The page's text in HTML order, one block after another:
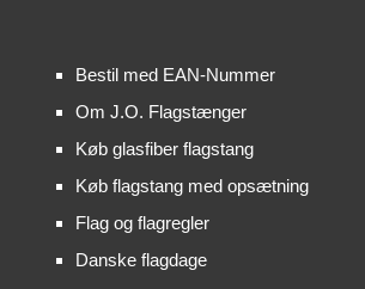
Bestil med EAN-Nummer
Om J.O. Flagstænger
Køb glasfiber flagstang
Køb flagstang med opsætning
Flag og flagregler
Danske flagdage